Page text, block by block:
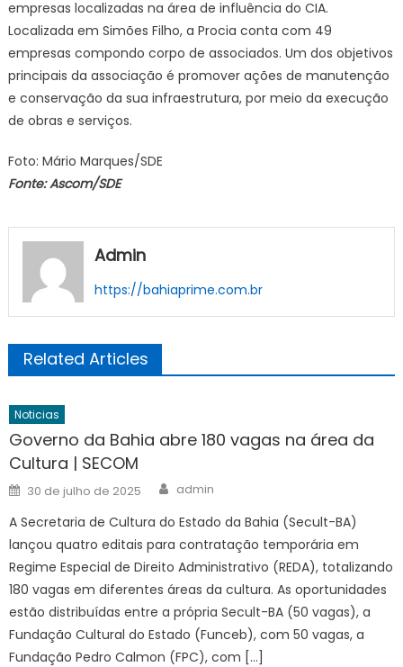
empresas localizadas na área de influência do CIA.
Localizada em Simões Filho, a Procia conta com 49
empresas compondo corpo de associados. Um dos objetivos
principais da associação é promover ações de manutenção
e conservação da sua infraestrutura, por meio da execução
de obras e serviços.
Foto: Mário Marques/SDE
Fonte: Ascom/SDE
Admin
https://bahiaprime.com.br
Related Articles
Noticias
Governo da Bahia abre 180 vagas na área da
Cultura | SECOM
Posted
on
30 de julho de 2025 Author
admin
A Secretaria de Cultura do Estado da Bahia (Secult-BA)
lançou quatro editais para contratação temporária em
Regime Especial de Direito Administrativo (REDA), totalizando
180 vagas em diferentes áreas da cultura. As oportunidades
estão distribuídas entre a própria Secult-BA (50 vagas), a
Fundação Cultural do Estado (Funceb), com 50 vagas, a
Fundação Pedro Calmon (FPC), com […]